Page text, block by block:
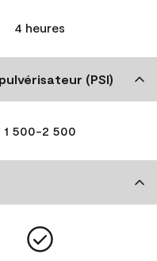
4 heures
(PSI)
1 500-2 500